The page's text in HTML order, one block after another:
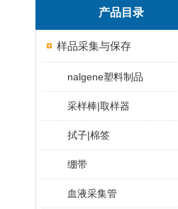
产品目录
样品采集与保存
nalgene塑料制品
采样棒|取样器
拭子|棉签
绷带
血液采集管